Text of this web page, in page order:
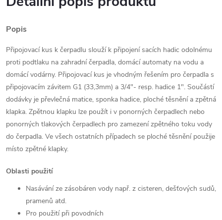
Popis
Připojovací kus k čerpadlu slouží k připojení sacích hadic odolnému
proti podtlaku na zahradní čerpadla, domácí automaty na vodu a
domácí vodárny. Připojovací kus je vhodným řešením pro čerpadla s
připojovacím závitem G1 (33,3mm) a 3/4"- resp. hadice 1". Součástí
dodávky je převlečná matice, sponka hadice, ploché těsnění a zpětná
klapka. Zpětnou klapku lze použít i v ponorných čerpadlech nebo
ponorných tlakových čerpadlech pro zamezení zpětného toku vody
do čerpadla. Ve všech ostatních případech se ploché těsnění použije
místo zpětné klapky.
Oblasti použití
Nasávání ze zásobáren vody např. z cisteren, dešťových sudů,
pramenů atd.
Pro použití při povodních